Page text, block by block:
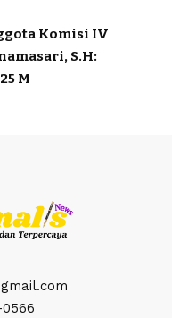
Komisi IV
S.H:
M